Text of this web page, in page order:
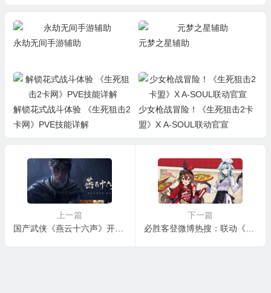
永劫无间手游辅助 元梦之星辅助
解锁花式战斗体验 《生死狙击2
卡网》PVE技能详解
少女枪战冒险！《生死狙击2卡
盟》X A-SOUL联动官宣
上一篇
国产武侠《燕云十六声》开启首测预约 登PC/主机/手机
下一篇
必胜客登微博热搜：联动《原神》直接给App整瘫痪了